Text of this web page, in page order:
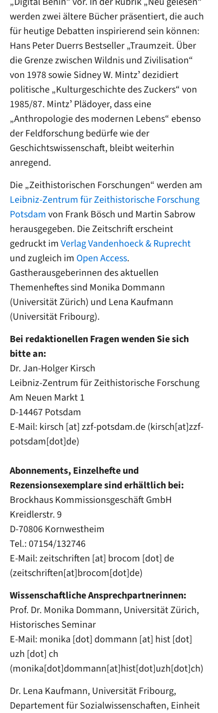
werden zwei ältere Bücher präsentiert, die auch
für heutige Debatten inspirierend sein können:
Hans Peter Duerrs Bestseller „Traumzeit. Über
die Grenze zwischen Wildnis und Zivilisation“
von 1978 sowie Sidney W. Mintzʼ dezidiert
politische „Kulturgeschichte des Zuckers“ von
1985/87. Mintzʼ Plädoyer, dass eine
„Anthropologie des modernen Lebens“ ebenso
der Feldforschung bedürfe wie der
Geschichtswissenschaft, bleibt weiterhin
anregend.
Die „Zeithistorischen Forschungen“ werden am
Leibniz-Zentrum für Zeithistorische Forschung
Potsdam von Frank Bösch und Martin Sabrow
herausgegeben. Die Zeitschrift erscheint
gedruckt im Verlag Vandenhoeck & Ruprecht
und zugleich im Open Access.
Gastherausgeberinnen des aktuellen
Themenheftes sind Monika Dommann
(Universität Zürich) und Lena Kaufmann
(Universität Fribourg).
Bei redaktionellen Fragen wenden Sie sich
bitte an:
Dr. Jan-Holger Kirsch
Leibniz-Zentrum für Zeithistorische Forschung
Am Neuen Markt 1
D-14467 Potsdam
E-Mail: kirsch [at]zzf-potsdam.de(kirsch[at]zzf-
potsdam[dot]de)
Abonnements, Einzelhefte und
Rezensionsexemplare sind erhältlich bei:
Brockhaus Kommissionsgeschäft GmbH
Kreidlerstr. 9
D-70806 Kornwestheim
Tel.: 07154/132746
E-Mail:zeitschriften [at] brocom [dot] de
(zeitschriften[at]brocom[dot]de)
Wissenschaftliche Ansprechpartnerinnen:
Prof. Dr. Monika Dommann, Universität Zürich,
Historisches Seminar
E-Mail: monika [dot] dommann [at] hist[dot]
uzh [dot] ch
(monika[dot]dommann[at]hist[dot]uzh[dot]ch)
Dr. Lena Kaufmann, Universität Fribourg,
Departement für Sozialwissenschaften, Einheit